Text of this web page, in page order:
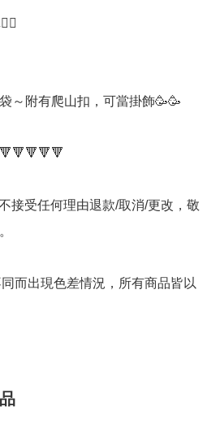
～附有爬山扣，可當掛飾🥳🥳
接受任何理由退款/取消/更改，敬
而出現色差情況，所有商品皆以